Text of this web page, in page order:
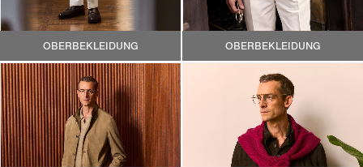
OBERBEKLEIDUNG OBERBEKLEIDUNG